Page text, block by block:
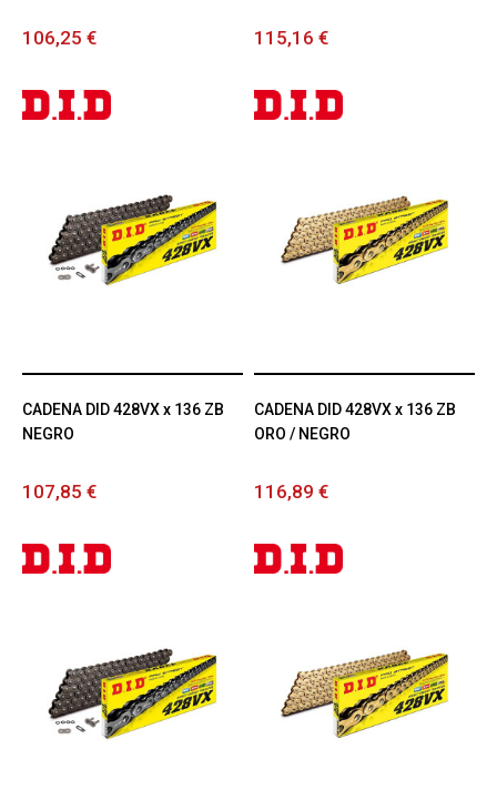
106,25 € 115,16 €
CADENA DID 428VX x 136 ZB
NEGRO
107,85 €
CADENA DID 428VX x 136 ZB
ORO / NEGRO
116,89 €